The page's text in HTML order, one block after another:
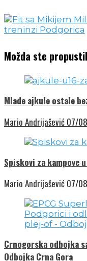
Možda ste
Mlade ajkule ostale
Mario Andrijašević 07/
Spiskovi za kampove
Mario Andrijašević 07/
Crnogorska odbojka
Odbojka Crna Gora